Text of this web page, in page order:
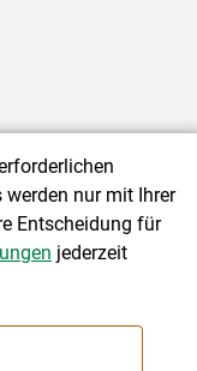
|Barrierefreiheit|
werden nur mit Ihrer
Entscheidung für
jederzeit